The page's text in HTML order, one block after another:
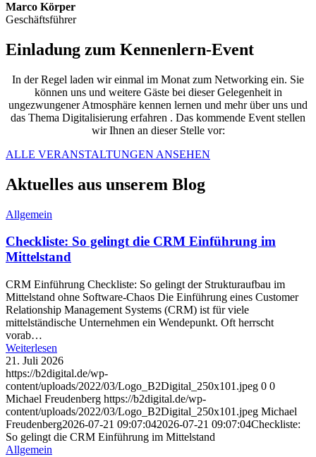
Marco Körper
Geschäftsführer
Einladung zum Kennenlern-Event
In der Regel laden wir einmal im Monat zum Networking ein. Sie
können uns und weitere Gäste bei dieser Gelegenheit in
ungezwungener Atmosphäre kennen lernen und mehr über uns und
das Thema Digitalisierung erfahren . Das kommende Event stellen
wir Ihnen an dieser Stelle vor:
ALLE VERANSTALTUNGEN ANSEHEN
Aktuelles aus unserem Blog
Allgemein
Checkliste: So gelingt die CRM Einführung im
Mittelstand
CRM Einführung Checkliste: So gelingt der Strukturaufbau im
Mittelstand ohne Software-Chaos Die Einführung eines Customer
Relationship Management Systems (CRM) ist für viele
mittelständische Unternehmen ein Wendepunkt. Oft herrscht
vorab…
Weiterlesen
21. Juli 2026
https://b2digital.de/wp-
content/uploads/2022/03/Logo_B2Digital_250x101.jpeg 0 0
Michael Freudenberg https://b2digital.de/wp-
content/uploads/2022/03/Logo_B2Digital_250x101.jpeg Michael
Freudenberg2026-07-21 09:07:042026-07-21 09:07:04Checkliste:
So gelingt die CRM Einführung im Mittelstand
Allgemein